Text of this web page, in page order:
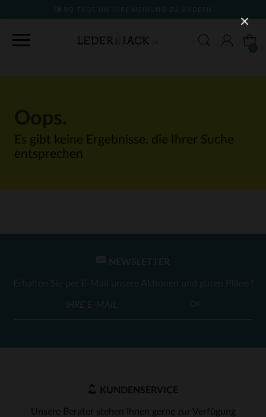
90 TAGE UM IHRE MEINUNG ZU ÄNDERN
Es gibt keine Ergebnisse, die Ihrer Suche
entsprechen
NEWSLETTER
Erhalten Sie per E-Mail unsere Aktionen und guten Pläne !
OK
KUNDENSERVICE
Unsere Berater stehen Ihnen gerne zur Verfügung